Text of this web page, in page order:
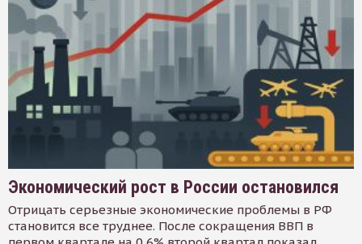
Экономический рост в России остановился
Отрицать серьезные экономические проблемы в РФ
становится все труднее. После сокращения ВВП в